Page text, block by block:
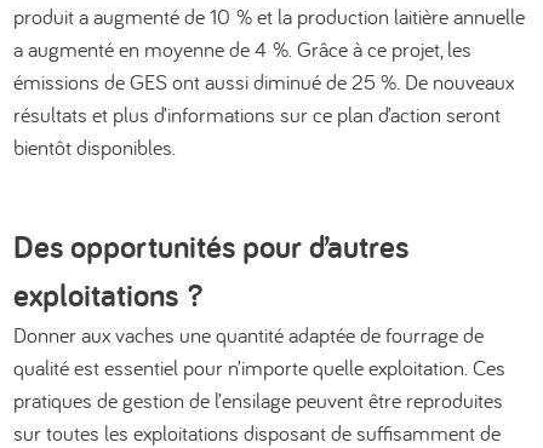
produit a augmenté de 10 % et la production laitière annuelle
a augmenté en moyenne de 4 %. Grâce à ce projet, les
émissions de GES ont aussi diminué de 25 %. De nouveaux
résultats et plus d’informations sur ce plan d’action seront
bientôt disponibles.
Des opportunités pour d’autres
exploitations ?
Donner aux vaches une quantité adaptée de fourrage de
qualité est essentiel pour n’importe quelle exploitation. Ces
pratiques de gestion de l’ensilage peuvent être reproduites
sur toutes les exploitations disposant de suffisamment de